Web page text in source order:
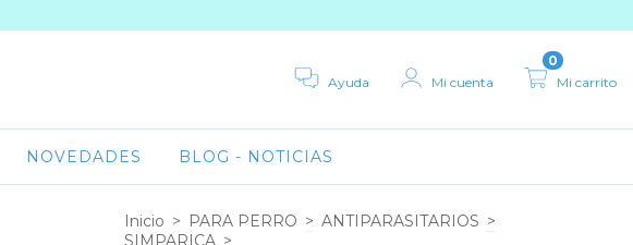
Ayuda Mi cuenta Mi carrito
0
NOVEDADES BLOG - NOTICIAS
Inicio > PARA PERRO > ANTIPARASITARIOS >
SIMPARICA >